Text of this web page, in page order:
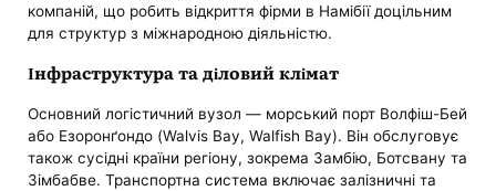
компаній, що робить відкриття фірми в Намібії доцільним
для структур з міжнародною діяльністю.
Інфраструктура та діловий клімат
Основний логістичний вузол — морський порт Волфіш-Бей
або Езоронґондо (Walvis Bay, Walfish Bay). Він обслуговує
також сусідні країни регіону, зокрема Замбію, Ботсвану та
Зімбабве. Транспортна система включає залізничні та